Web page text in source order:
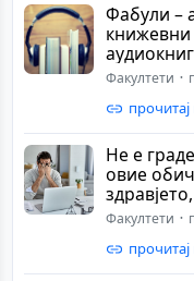
Фабули –
Факултети
Не е
овие
Факултети